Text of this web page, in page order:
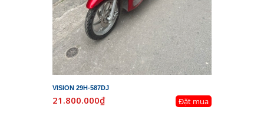
VISION 29H-587DJ
21.800.000₫ Đặt mua